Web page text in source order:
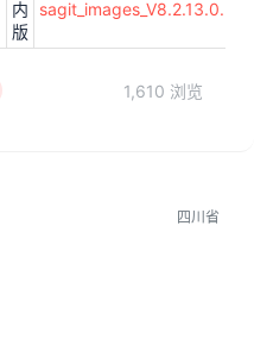
内
版
1,610 浏览
四川省